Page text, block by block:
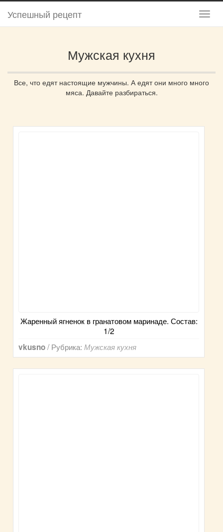
Успешный рецепт
Мужская кухня
Все, что едят настоящие мужчины. А едят они много много
мяса. Давайте разбираться.
Жаренный ягненок в гранатовом маринаде. Состав:
1/2
vkusno/ Рубрика:Мужская кухня